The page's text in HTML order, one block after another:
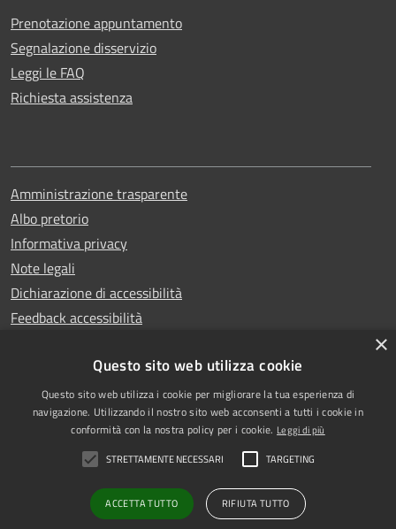
Prenotazione appuntamento
Segnalazione disservizio
Leggi le FAQ
Richiesta assistenza
Amministrazione trasparente
Albo pretorio
Informativa privacy
Note legali
Dichiarazione di accessibilità
Feedback accessibilità
RSS
Accessibilità
Mappa del sito
Copyright © 2025
Comune di Garlasco
×
Questo sito web utilizza cookie
Questo sito web utilizza i cookie per migliorare la tua esperienza di
navigazione. Utilizzando il nostro sito web acconsenti a tutti i cookie in
conformità con la nostra policy per i cookie. Leggi di più
STRETTAMENTE NECESSARI TARGETING
ACCETTA TUTTO RIFIUTA TUTTO